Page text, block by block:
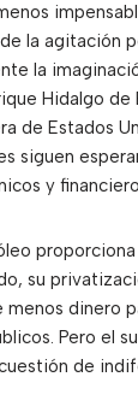
la agitación
la
Hidalgo de
de Estados
siguen
y
su
dinero
Pero el
de